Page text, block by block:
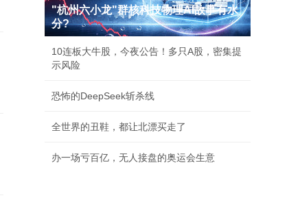
"杭州六小龙"群核科技物理AI故事有水
分?
10连板大牛股，今夜公告！多只A股，密集提
示风险
恐怖的DeepSeek斩杀线
全世界的丑鞋，都让北漂买走了
办一场亏百亿，无人接盘的奥运会生意